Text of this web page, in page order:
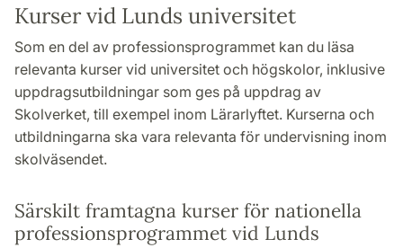
Kurser vid Lunds universitet
Som en del av professionsprogrammet kan du läsa
relevanta kurser vid universitet och högskolor, inklusive
uppdragsutbildningar som ges på uppdrag av
Skolverket, till exempel inom Lärarlyftet. Kurserna och
utbildningarna ska vara relevanta för undervisning inom
skolväsendet.
Särskilt framtagna kurser för nationella
professionsprogrammet vid Lunds